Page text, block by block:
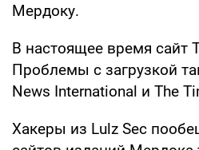
Мердоку.
В настоящее время сайт
Проблемы с загрузкой
News International и The
Хакеры из Lulz Sec